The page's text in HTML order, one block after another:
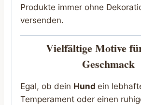
Produkte immer ohne
versenden.
Vielfältige Motive
Geschmack
Egal, ob dein Hund ein
Temperament oder einen